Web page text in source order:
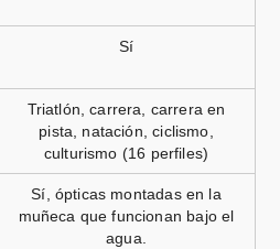
Sí
Triatlón, carrera, carrera en
pista, natación, ciclismo,
culturismo (16 perfiles)
Sí, ópticas montadas en la
muñeca que funcionan bajo el
agua.